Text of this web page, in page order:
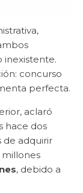
inexistente.
concurso
perfecta.
aclaró
hace dos
de adquirir
millones
, debido a